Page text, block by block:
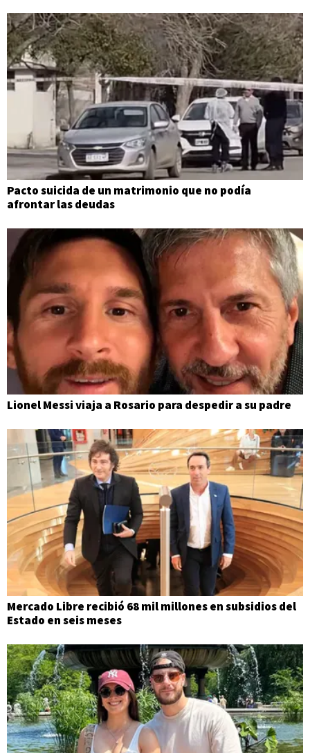
Pacto suicida de un matrimonio que no podía
afrontar las deudas
Lionel Messi viaja a Rosario para despedir a su padre
Mercado Libre recibió 68 mil millones en subsidios del
Estado en seis meses